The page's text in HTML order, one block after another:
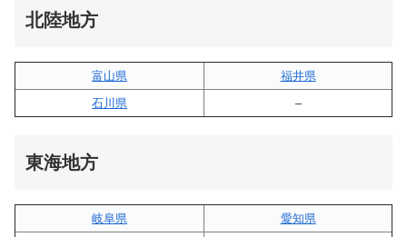
北陸地方
富山県
福井県
石川県
–
東海地方
岐阜県
愛知県